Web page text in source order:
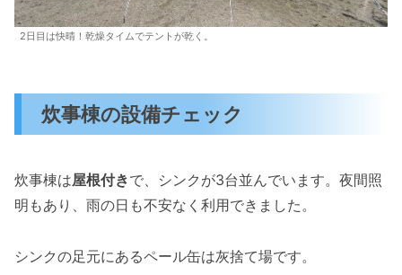
2日目は快晴！乾燥タイムでテントが乾く。
炊事棟の設備チェック
炊事棟は屋根付きで、シンクが3台並んでいます。夜間照
明もあり、雨の日も不安なく利用できました。
シンクの足元にあるペール缶は灰捨て場です。